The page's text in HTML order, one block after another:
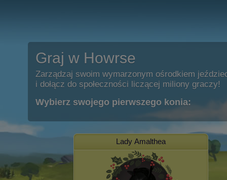
Graj w Howrse
Zarządzaj swoim wymarzonym ośrodkiem
i dołącz do społeczności liczącej miliony graczy!
Wybierz swojego pierwszego konia:
Lady Amalthea